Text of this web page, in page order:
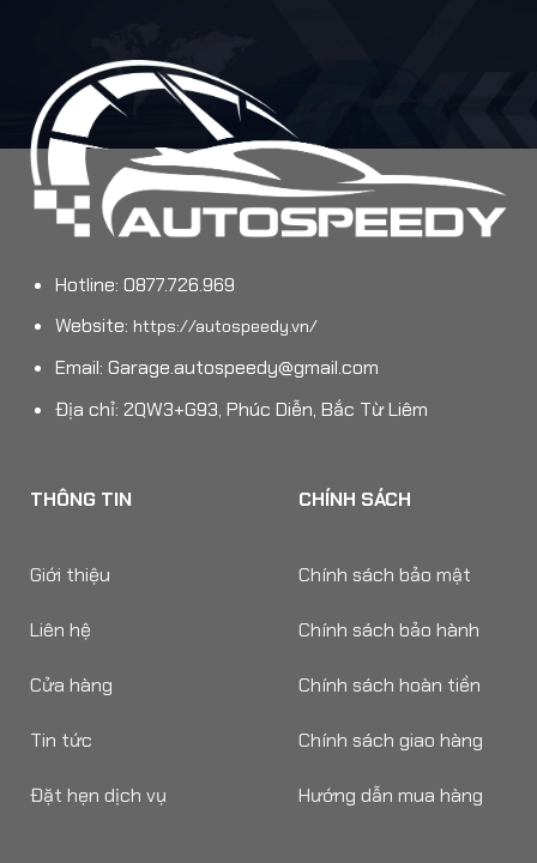
Hotline: 0877.726.969
Website: https://autospeedy.vn/
Email: Garage.autospeedy@gmail.com
Địa chỉ: 2QW3+G93, Phúc Diễn, Bắc Từ Liêm
THÔNG TIN
Giới thiệu
Liên hệ
Cửa hàng
Tin tức
Đặt hẹn dịch vụ
CHÍNH SÁCH
Chính sách bảo mật
Chính sách bảo hành
Chính sách hoàn tiền
Chính sách giao hàng
Hướng dẫn mua hàng